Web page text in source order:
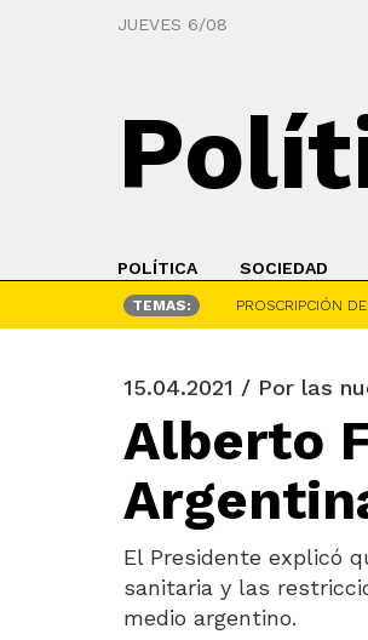
JUEVES 6/08
POLÍTICA SOCIEDAD
TEMAS: PROSCRIPCIÓN
15.04.2021 / Por las
Alberto
El Presidente explicó
sanitaria y las
medio argentino.